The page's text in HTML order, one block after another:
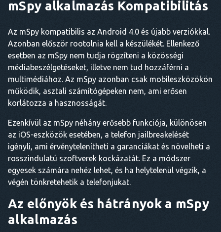
mSpy alkalmazás Kompatibilitás
Az mSpy kompatibilis az Android 4.0 és újabb verziókkal.
Azonban először rootolnia kell a készülékét. Ellenkező
esetben az mSpy nem tudja rögzíteni a közösségi
médiabeszélgetéseket, illetve nem tud hozzáférni a
multimédiához. Az mSpy azonban csak mobileszközökön
működik, asztali számítógépeken nem, ami erősen
korlátozza a hasznosságát.
Ezenkívül az mSpy néhány erősebb funkciója, különösen
az iOS-eszközök esetében, a telefon jailbreakelését
igényli, ami érvénytelenítheti a garanciákat és növelheti a
rosszindulatú szoftverek kockázatát. Ez a módszer
egyesek számára nehéz lehet, és ha helytelenül végzik, a
végén tönkretehetik a telefonjukat.
Az előnyök és hátrányok a mSpy
alkalmazás